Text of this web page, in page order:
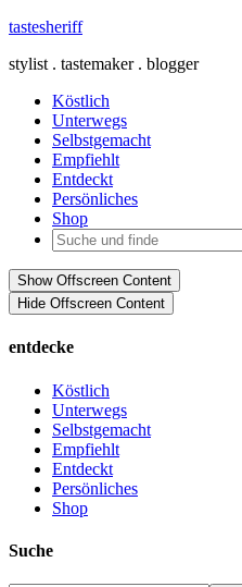
tastesheriff
stylist . tastemaker . blogger
Köstlich
Unterwegs
Selbstgemacht
Empfiehlt
Entdeckt
Persönliches
Shop
Show Offscreen Content
Hide Offscreen Content
entdecke
Köstlich
Unterwegs
Selbstgemacht
Empfiehlt
Entdeckt
Persönliches
Shop
Suche